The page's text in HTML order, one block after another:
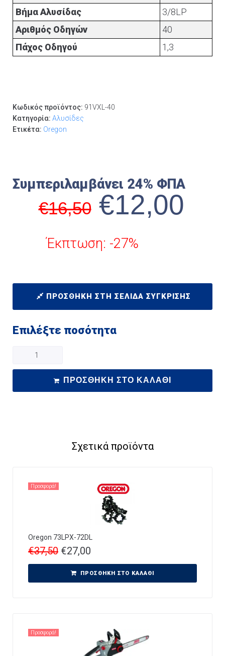
Βήμα Αλυσίδας
3/8LP
Αριθμός Οδηγών
40
Πάχος Οδηγού
1,3
Κωδικός προϊόντος: 91VXL-40
Κατηγορία: Αλυσίδες
Ετικέτα: Oregon
Συμπεριλαμβάνει 24% ΦΠΑ
€16,50 €12,00
Έκπτωση: -27%
ΠΡΟΣΘΉΚΗ ΣΤΗ ΣΕΛΊΔΑ ΣΎΓΚΡΙΣΗΣ
Επιλέξτε ποσότητα
ΠΡΟΣΘΉΚΗ ΣΤΟ ΚΑΛΆΘΙ
Σχετικά προϊόντα
Προσφορά!
Oregon 73LPX-72DL
€37,50 €27,00
ΠΡΟΣΘΉΚΗ ΣΤΟ ΚΑΛΆΘΙ
Προσφορά!